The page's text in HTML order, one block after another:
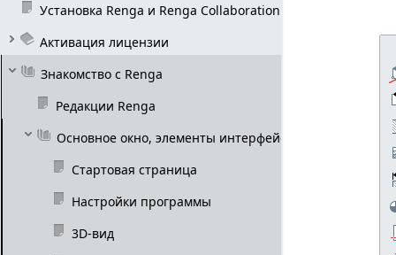
Установка Renga и Renga Collaboration Server
Активация лицензии
Знакомство с Renga
Редакции Renga
Основное окно, элементы интерфейса
Стартовая страница
Настройки программы
3D-вид